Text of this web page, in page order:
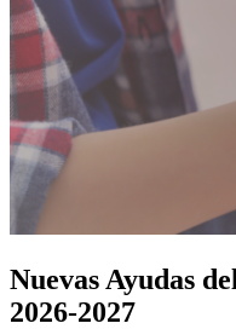
Nuevas Ayudas
2026-2027